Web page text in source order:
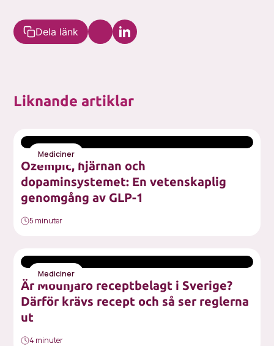
Dela länk
Liknande artiklar
Mediciner
Ozempic, hjärnan och
dopaminsystemet: En vetenskaplig
genomgång av GLP-1
5 minuter
Mediciner
Är Mounjaro receptbelagt i Sverige?
Därför krävs recept och så ser reglerna
ut
4 minuter